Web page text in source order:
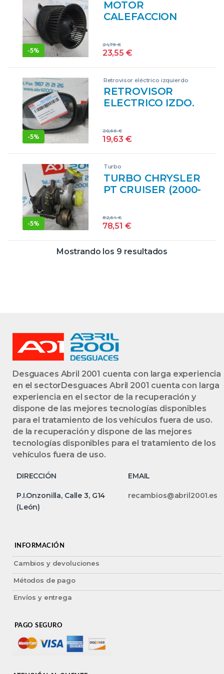
IZQUIERDAS
IZQUIERDOS
-5%
MOTOR
CALEFACCION
2.2 CRD EDJ GRIS
23,55 €
24,79€
-5%
Retrovisor eléctrico izquierdo
RETROVISOR
ELECTRICO IZDO.
2.2 CRD EDJ
19,63 €
20,66€
-5%
Turbo
TURBO CHRYSLER
PT CRUISER (2000-
COMPRESOR
OR
78,51 €
82,64€
Mostrando los 9 resultados
Desguaces Abril 2001 cuenta con larga experiencia
en el sectorDesguaces Abril 2001 cuenta con larga
experiencia en el sector de la recuperación y
dispone de las mejores tecnologías disponibles
para el tratamiento de los vehículos fuera de uso.
de la recuperación y dispone de las mejores
tecnologías disponibles para el tratamiento de los
vehículos fuera de uso.
DIRECCIÓN EMAIL
P.I.Onzonilla, Calle 3, G14
(León)
recambios@abril2001.es
INFORMACIÓN
Cambios y devoluciones
Métodos de pago
Envíos y entrega
PAGO SEGURO